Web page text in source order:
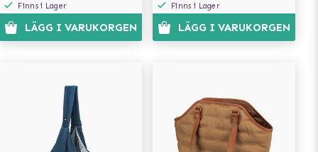
Finns i Lager
LÄGG I VARUKORGEN
Finns i Lager
LÄGG I VARUKORGEN